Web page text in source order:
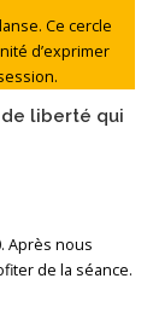
Ce cercle
d’exprimer
de liberté qui
Après nous
de la séance.